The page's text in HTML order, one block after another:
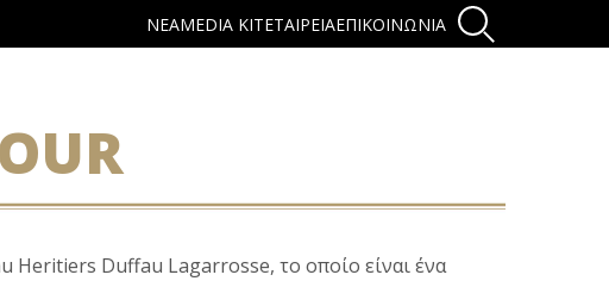
ΝΕΑMEDIA KITΕΤΑΙΡΕΙΑΕΠΙΚΟΙΝΩΝΙΑ
Heritiers Duffau Lagarrosse, το οποίο είναι ένα